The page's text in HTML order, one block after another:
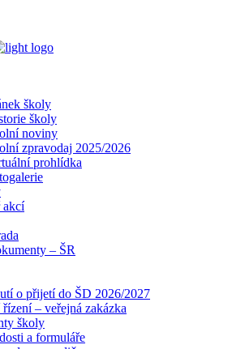
školy
školy
noviny
zpravodaj 2025/2026
prohlídka
akcí
– ŠR
o přijetí do ŠD 2026/2027
řízení – veřejná zakázka
školy
a formuláře